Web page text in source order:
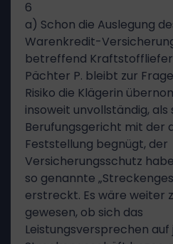
6
a) Schon die Auslegung
Warenkredit-
betreffend
Pächter P. bleibt zur
Risiko die Klägerin
insoweit unvollständig, als
Berufungsgericht mit der
Feststellung begnügt, der
Versicherungsschutz
so genannte
erstreckt. Es wäre weiter
gewesen, ob sich das
Leistungsversprechen auf